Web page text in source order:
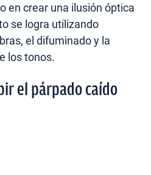
en crear una ilusión óptica
se logra utilizando
el difuminado y la
los tonos.
el párpado caído